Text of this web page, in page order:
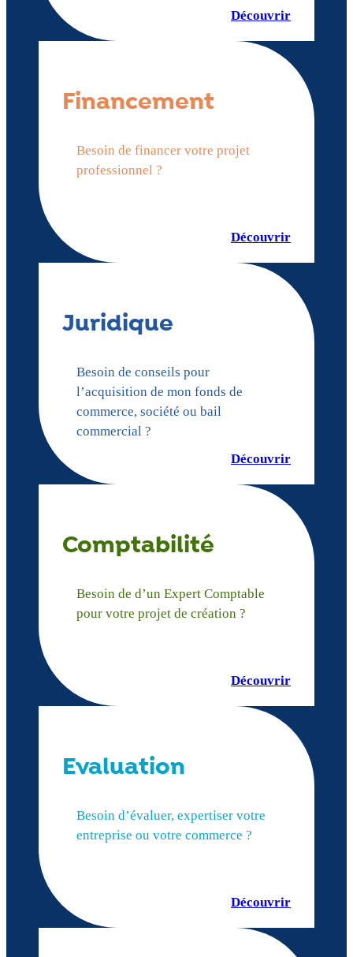
Découvrir
Financement
Besoin de financer votre projet
professionnel ?
Découvrir
Juridique
Besoin de conseils pour
l’acquisition de mon fonds de
commerce, société ou bail
commercial ?
Découvrir
Comptabilité
Besoin de d’un Expert Comptable
pour votre projet de création ?
Découvrir
Evaluation
Besoin d’évaluer, expertiser votre
entreprise ou votre commerce ?
Découvrir